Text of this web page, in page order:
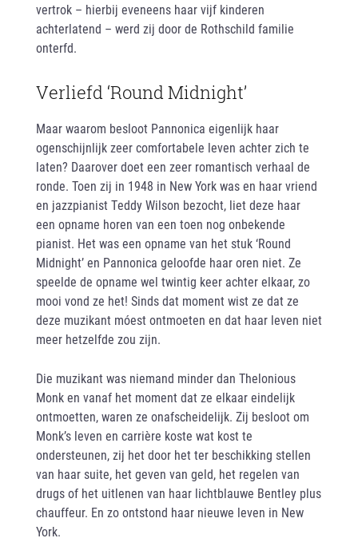
vertrok – hierbij eveneens haar vijf kinderen
achterlatend – werd zij door de Rothschild familie
onterfd.
Verliefd ‘Round Midnight’
Maar waarom besloot Pannonica eigenlijk haar
ogenschijnlijk zeer comfortabele leven achter zich te
laten? Daarover doet een zeer romantisch verhaal de
ronde. Toen zij in 1948 in New York was en haar vriend
en jazzpianist Teddy Wilson bezocht, liet deze haar
een opname horen van een toen nog onbekende
pianist. Het was een opname van het stuk ‘Round
Midnight’ en Pannonica geloofde haar oren niet. Ze
speelde de opname wel twintig keer achter elkaar, zo
mooi vond ze het! Sinds dat moment wist ze dat ze
deze muzikant móest ontmoeten en dat haar leven niet
meer hetzelfde zou zijn.
Die muzikant was niemand minder dan Thelonious
Monk en vanaf het moment dat ze elkaar eindelijk
ontmoetten, waren ze onafscheidelijk. Zij besloot om
Monk’s leven en carrière koste wat kost te
ondersteunen, zij het door het ter beschikking stellen
van haar suite, het geven van geld, het regelen van
drugs of het uitlenen van haar lichtblauwe Bentley plus
chauffeur. En zo ontstond haar nieuwe leven in New
York.